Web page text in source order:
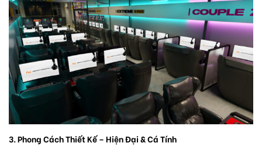
3. Phong Cách Thiết Kế – Hiện Đại & Cá Tính